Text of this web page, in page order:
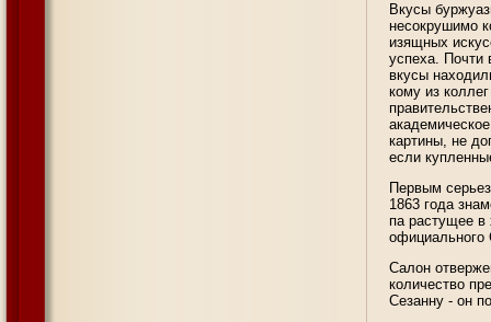
Вкусы
несокрушимо
изящных
успеха. Почти
вкусы
кому из
картины, не
если
Первым
1863 года
па растущее в
официального
Салон
количество
Сезанну - он